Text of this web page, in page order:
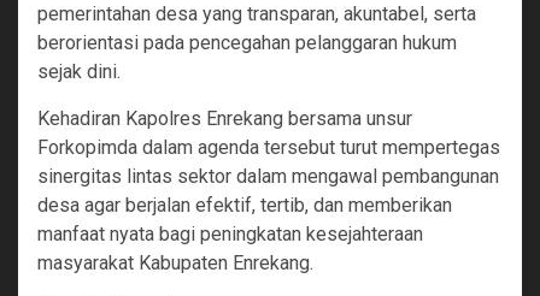
pemerintahan desa yang transparan, akuntabel, serta
berorientasi pada pencegahan pelanggaran hukum
sejak dini.
Kehadiran Kapolres Enrekang bersama unsur
Forkopimda dalam agenda tersebut turut mempertegas
sinergitas lintas sektor dalam mengawal pembangunan
desa agar berjalan efektif, tertib, dan memberikan
manfaat nyata bagi peningkatan kesejahteraan
masyarakat Kabupaten Enrekang.